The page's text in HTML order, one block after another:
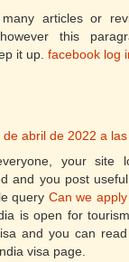
articles or
this
it up. facebook log
de abril de 2022 a
your site
and you post
query Can we
is open for
and you can
visa page.